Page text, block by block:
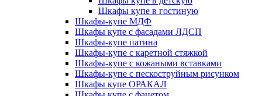
Шкафы купе в гостиную
Шкафы-купе МДФ
Шкафы купе с фасадами ЛДСП
Шкафы-купе патина
Шкафы-купе с каретной стяжкой
Шкафы-купе с кожаными вставками
Шкафы-купе с пескоструйным рисунком
Шкафы купе ОРАКАЛ